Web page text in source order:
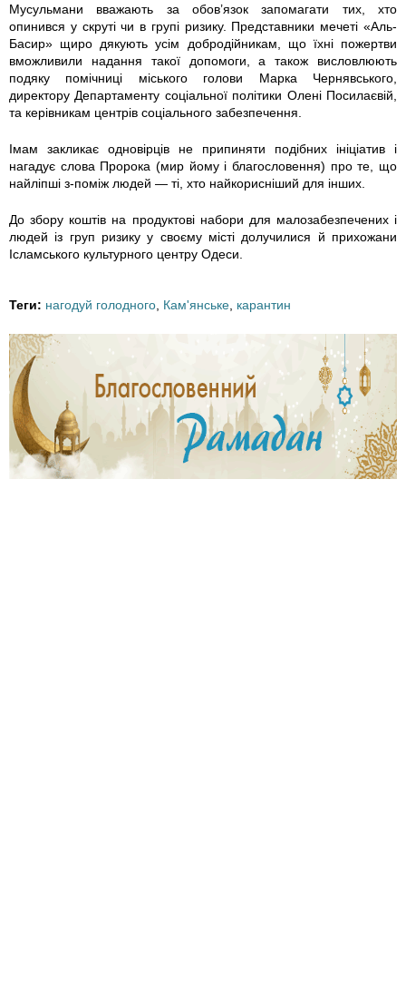
p
r
o
d
u
k
t
v
.
j
p
g
Мусульмани вважають за обов’язок запомагати тих, хто
опинився у скруті чи в групі ризику. Представники мечеті «Аль-
Басир» щиро дякують усім добродійникам, що їхні пожертви
вможливили надання такої допомоги, а також висловлюють
подяку помічниці міського голови Марка Чернявського,
директору Департаменту соціальної політики Олені Посилаєвій,
та керівникам центрів соціального забезпечення.
Імам закликає одновірців не припиняти подібних ініціатив і
нагадує слова Пророка (мир йому і благословення) про те, що
найліпші з-поміж людей — ті, хто найкорисніший для інших.
До збору коштів на продуктові набори для малозабезпечених і
людей із груп ризику у своєму місті долучилися й прихожани
Ісламського культурного центру Одеси.
Теги: нагодуй голодного Кам'янське карантин